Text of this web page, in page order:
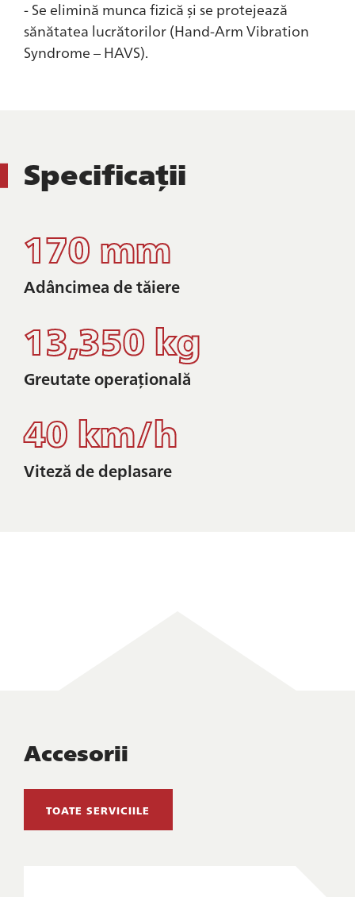
- Se elimină munca fizică și se protejează
sănătatea lucrătorilor (Hand-Arm Vibration
Syndrome – HAVS).
Specificații
170 mm
Adâncimea de tăiere
13,350 kg
Greutate operațională
40 km/h
Viteză de deplasare
Accesorii
TOATE SERVICIILE